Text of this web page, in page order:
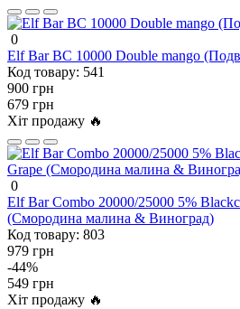
0
Elf Bar BC 10000 Double mango
Код товару: 541
900 грн
679 грн
Хіт продажу 🔥
0
Elf Bar Combo 20000/25000 5%
(Смородина малина & Виноград)
Код товару: 803
979 грн
-44%
549 грн
Хіт продажу 🔥